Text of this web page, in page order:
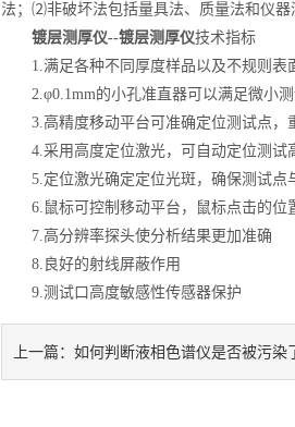
法；⑵非破坏法包括量具法、质量法和仪器
镀层测厚仪--镀层测厚仪技术指标
1.满足各种不同厚度样品以及不规则表
2.φ0.1mm的小孔准直器可以满足微小测
3.高精度移动平台可准确定位测试点，
4.采用高度定位激光，可自动定位测试
5.定位激光确定定位光斑，确保测试点
6.鼠标可控制移动平台，鼠标点击的位
7.高分辨率探头使分析结果更加准确
8.良好的射线屏蔽作用
9.测试口高度敏感性传感器保护
上一篇： 如何判断液相色谱仪是否被污染